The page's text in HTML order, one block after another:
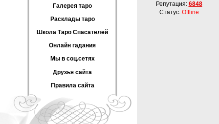
Галерея таро
Расклады таро
Школа Таро Спасателей
Онлайн гадания
Мы в соц.сетях
Друзья сайта
Правила сайта
Репутация: 6848
Статус: Offline